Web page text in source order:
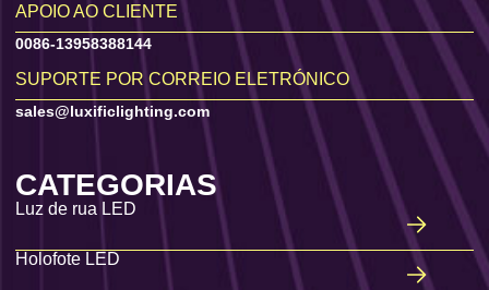
APOIO AO CLIENTE
0086-13958388144
SUPORTE POR CORREIO ELETRÓNICO
sales@luxificlighting.com
CATEGORIAS
Luz de rua LED
Holofote LED